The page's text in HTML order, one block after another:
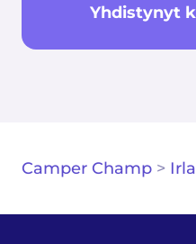
Yhdistynyt
Camper Champ >